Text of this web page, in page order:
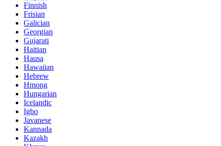
Finnish
Frisian
Galician
Georgian
Gujarati
Haitian
Hausa
Hawaiian
Hebrew
Hmong
Hungarian
Icelandic
Igbo
Javanese
Kannada
Kazakh